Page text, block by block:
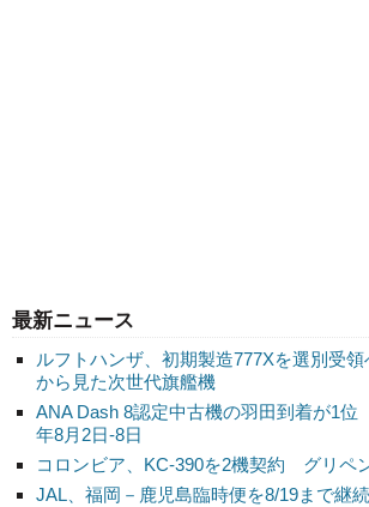
最新ニュース
ルフトハンザ、初期製造777Xを選別受
から見た次世代旗艦機
ANA Dash 8認定中古機の羽田到着が1
年8月2日-8日
コロンビア、KC-390を2機契約 グリペ
JAL、福岡－鹿児島臨時便を8/19まで継